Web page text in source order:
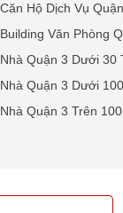
Hộ Dịch Vụ
Văn Phòng
Quận 3 Dưới 30
Quận 3 Dưới
Quận 3 Trên